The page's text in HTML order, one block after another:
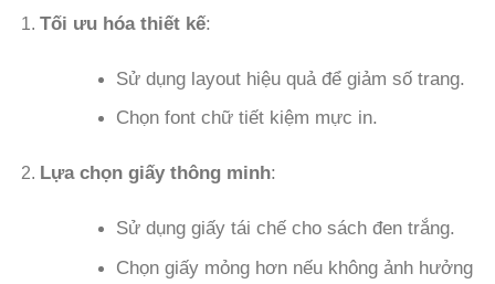
Tối ưu hóa thiết kế:
Sử dụng layout hiệu quả để giảm số trang.
Chọn font chữ tiết kiệm mực in.
Lựa chọn giấy thông minh:
Sử dụng giấy tái chế cho sách đen trắng.
Chọn giấy mỏng hơn nếu không ảnh hưởng